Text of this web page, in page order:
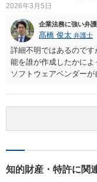
2026年3月5日
企業法務に強い弁
髙橋 俊太 弁護士
詳細不明ではあるので
能を誰が作成したかによ
ソフトウェアベンダー
の合意がない限り、追
てベンダーに帰属しま
れだけで著作権が利用
者側に認められるのは
みが使用できるのか、ベ
知的財産・特許に関